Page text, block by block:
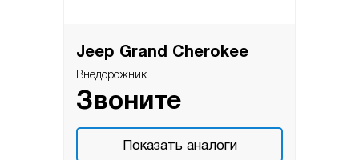
Jeep Grand Cherokee
Внедорожник
Звоните
Показать аналоги